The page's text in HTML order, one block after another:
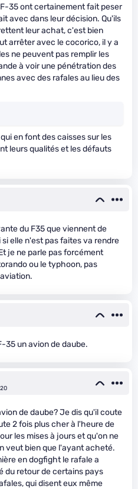
35 ont certainement fait peser
avec dans leur décision. Qu'ils
leur achat, c'est bien
arrêter avec le cocorico, il y a
ne peuvent pas remplir les
à voir une pénétration des
avec des rafales au lieu des
en font des caisses sur les
leurs qualités et les défauts
du F35 que viennent de
elle n'est pas faites va rendre
je ne parle pas forcément
ou le typhoon, pas
35 un avion de daube.
de daube? Je dis qu'il coute
2 fois plus cher à l'heure de
les mises à jours et qu'on ne
veut bien que l'ayant acheté.
en dogfight le rafale a
du retour de certains pays
qui disent eux même